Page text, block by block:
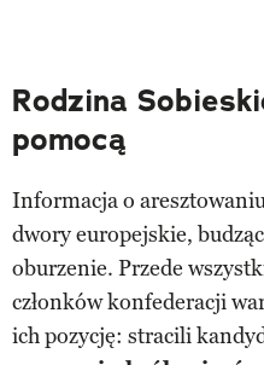
Rodzina
pomocą
Informacja o
dwory europejskie,
oburzenie. Przede
członków konfederacji
ich pozycję: stracili